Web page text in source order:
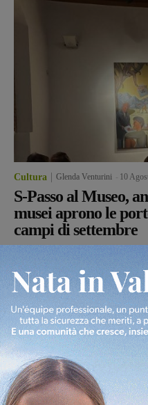
Cultura Glenda Venturini 10
S-Passo al Museo,
musei aprono le
campi di settembre
Da lunedì 31 agosto a domenica
Calcio
Un buon
in
Michele Bossini
San